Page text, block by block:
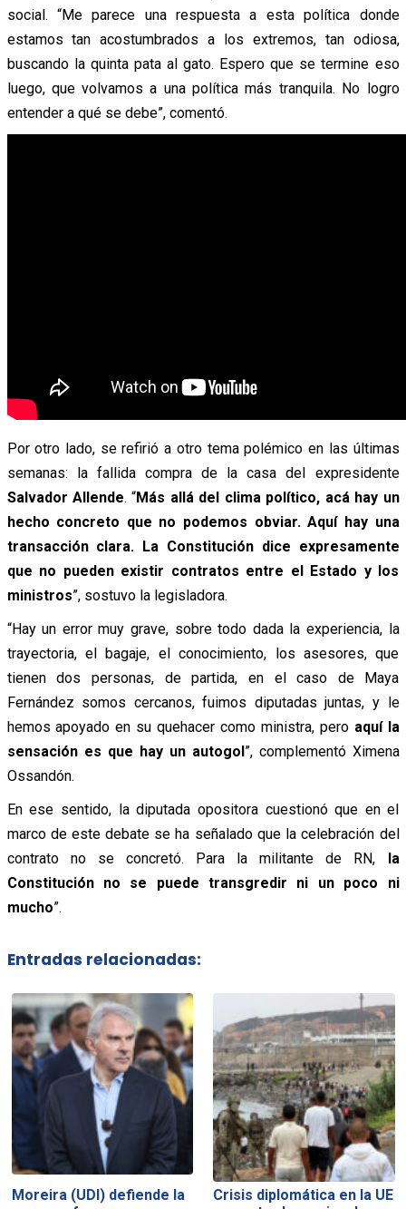
social. “Me parece una respuesta a esta política donde
estamos tan acostumbrados a los extremos, tan odiosa,
buscando la quinta pata al gato. Espero que se termine eso
luego, que volvamos a una política más tranquila. No logro
entender a qué se debe”, comentó.
Por otro lado, se refirió a otro tema polémico en las últimas
semanas: la fallida compra de la casa del expresidente
Salvador Allende. “Más allá del clima político, acá hay un
hecho concreto que no podemos obviar. Aquí hay una
transacción clara. La Constitución dice expresamente
que no pueden existir contratos entre el Estado y los
ministros”, sostuvo la legisladora.
“Hay un error muy grave, sobre todo dada la experiencia, la
trayectoria, el bagaje, el conocimiento, los asesores, que
tienen dos personas, de partida, en el caso de Maya
Fernández somos cercanos, fuimos diputadas juntas, y le
hemos apoyado en su quehacer como ministra, pero aquí la
sensación es que hay un autogol”, complementó Ximena
Ossandón.
En ese sentido, la diputada opositora cuestionó que en el
marco de este debate se ha señalado que la celebración del
contrato no se concretó. Para la militante de RN, la
Constitución no se puede transgredir ni un poco ni
mucho”.
Entradas relacionadas:
Moreira (UDI) defiende la
Crisis diplomática en la UE